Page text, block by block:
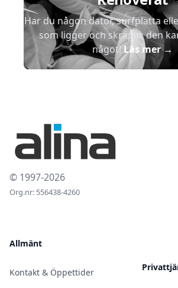
Har du någon dator, surfplatta
som ligger och skräpar, den
något!Läs mer→
© 1997-2026
Org.nr: 556438-4260
Allmänt
Kontakt & Öppettider